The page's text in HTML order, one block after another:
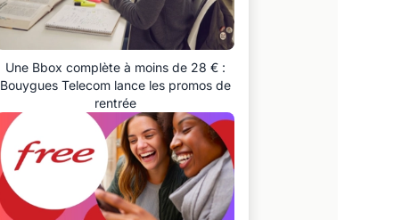
Une Bbox complète à moins de 28 € :
Bouygues Telecom lance les promos de
rentrée